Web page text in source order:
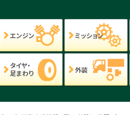
エンジン ミッション
タイヤ・
足まわり
外装